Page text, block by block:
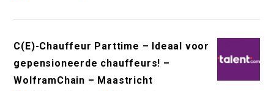
C(E)-Chauffeur Parttime – Ideaal voor
gepensioneerde chauffeurs! –
WolframChain – Maastricht